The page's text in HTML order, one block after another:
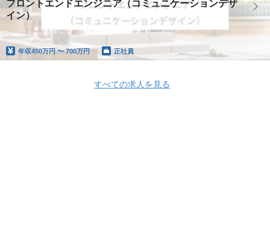
フロントエンドエンジニア（コミュニケーションデザ
イン）
年収450万円 〜 700万円 正社員
すべての求人を見る